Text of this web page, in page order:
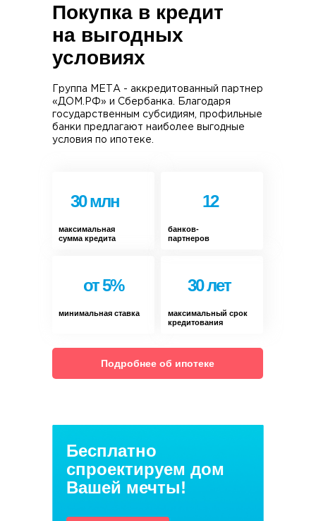
Покупка в кредит
на выгодных
условиях
Группа МЕТА - аккредитованный партнер
«ДОМ.РФ» и Сбербанка. Благодаря
государственным субсидиям, профильные
банки предлагают наиболее выгодные
условия по ипотеке.
Подробнее об ипотеке
30 млн 12
от 5% 30 лет
максимальная
сумма кредита
банков-
партнеров
минимальная ставка
максимальный срок
кредитования
Бесплатно
спроектируем дом
Вашей мечты!